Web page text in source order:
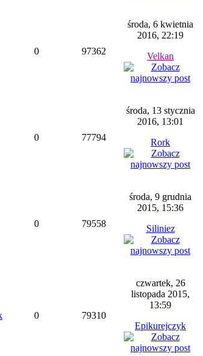
0 97362
środa, 6 kwietnia
2016, 22:19
Velkan
0 77794
środa, 13 stycznia
2016, 13:01
Rork
0 79558
środa, 9 grudnia
2015, 15:36
Siliniez
0 79310
czwartek, 26
listopada 2015,
13:59
Epikurejczyk